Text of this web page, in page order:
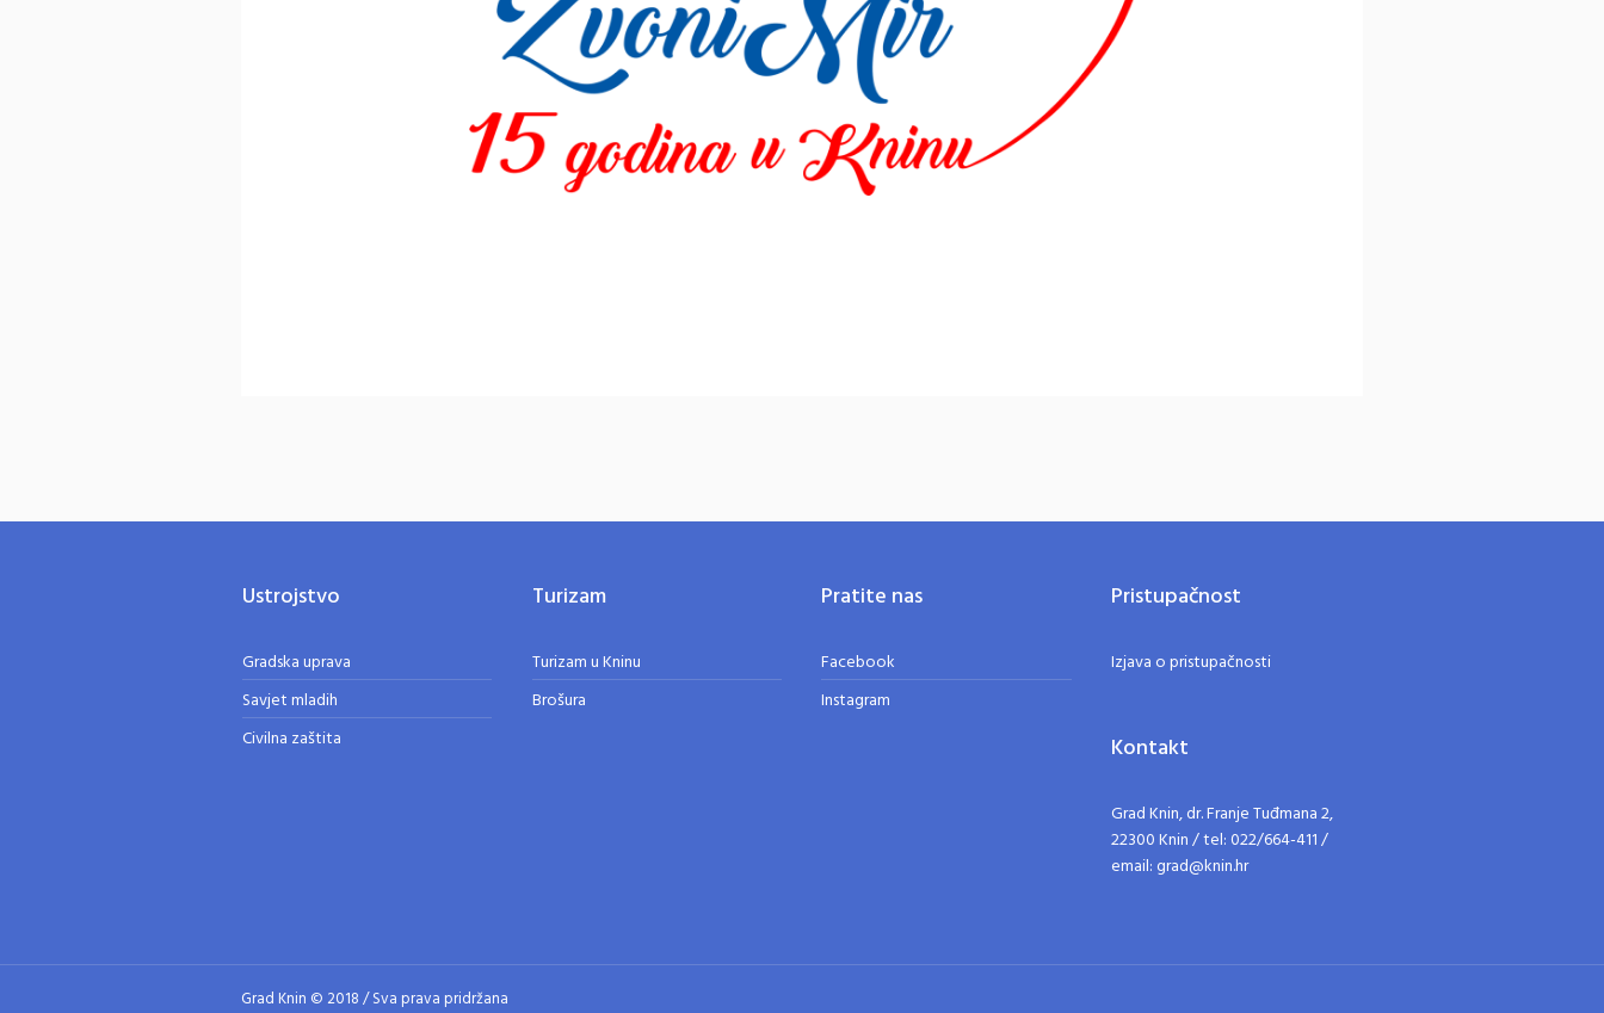
Ustrojstvo
Gradska uprava
Savjet mladih
Civilna zaštita
Turizam
Turizam u Kninu
Brošura
Pratite nas
Facebook
Instagram
Pristupačnost
Izjava o pristupačnosti
Kontakt
Grad Knin, dr. Franje Tuđmana 2,
22300 Knin / tel: 022/664-411 /
email: grad@knin.hr
Grad Knin © 2018 / Sva prava pridržana